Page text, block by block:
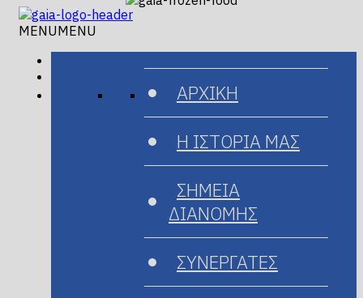
MENUMENU
ΑΡΧΙΚΗ
Η ΙΣΤΟΡΙΑ ΜΑΣ
ΣΗΜΕΙΑ
ΔΙΑΝΟΜΗΣ
ΣΥΝΕΡΓΑΤΕΣ